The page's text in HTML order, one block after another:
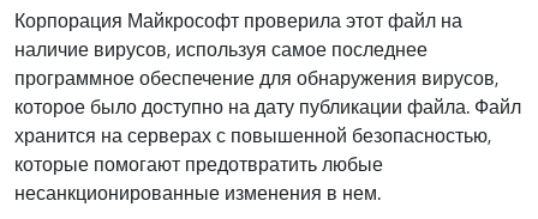
Корпорация Майкрософт проверила этот файл на
наличие вирусов, используя самое последнее
программное обеспечение для обнаружения вирусов,
которое было доступно на дату публикации файла. Файл
хранится на серверах с повышенной безопасностью,
которые помогают предотвратить любые
несанкционированные изменения в нем.